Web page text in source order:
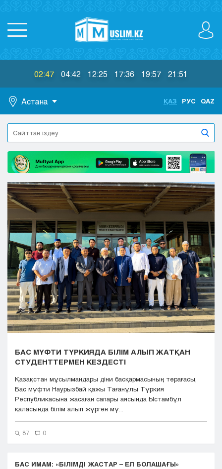
02:47 04:42 12:25 17:36 19:57 21:51
Астана
Астана
Алматы
Актобе
Атырау
Жезказган
Караганда
Кокшетау
Костанай
Кызылорда
Павлодар
Петропавловск
Семей
Талдыкорган
Тараз
Туркестан
Уральск
Усть-Каменогорск
ҚАЗ РУС QAZ
БАС МҮФТИ ТҮРКИЯДА БІЛІМ АЛЫП ЖАТҚАН
СТУДЕНТТЕРМЕН КЕЗДЕСТІ
Қазақстан мұсылмандары діни басқармасының төрағасы,
Бас мүфти Наурызбай қажы Тағанұлы Түркия
Республикасына жасаған сапары аясында Ыстамбұл
қаласында білім алып жүрген мү...
87 0
БАС ИМАМ: «БІЛІМДІ ЖАСТАР – ЕЛ БОЛАШАҒЫ»